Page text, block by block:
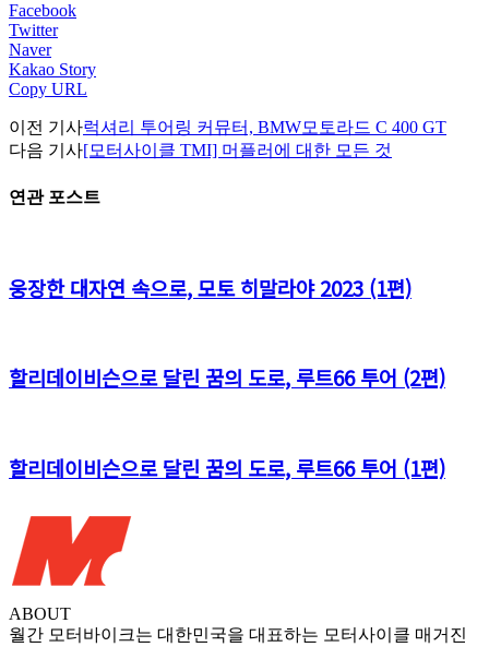
Facebook
Twitter
Naver
Kakao Story
Copy URL
이전 기사럭셔리 투어링 커뮤터, BMW모토라드 C 400 GT
다음 기사[모터사이클 TMI] 머플러에 대한 모든 것
연관 포스트
웅장한 대자연 속으로, 모토 히말라야 2023 (1편)
할리데이비슨으로 달린 꿈의 도로, 루트66 투어 (2편)
할리데이비슨으로 달린 꿈의 도로, 루트66 투어 (1편)
ABOUT
월간 모터바이크는 대한민국을 대표하는 모터사이클 매거진